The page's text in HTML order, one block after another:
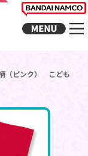
（ピンク） こども